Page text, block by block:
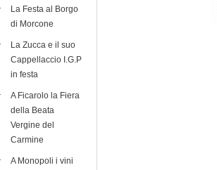
La Festa al Borgo
di Morcone
La Zucca e il suo
Cappellaccio I.G.P
in festa
A Ficarolo la Fiera
della Beata
Vergine del
Carmine
A Monopoli i vini